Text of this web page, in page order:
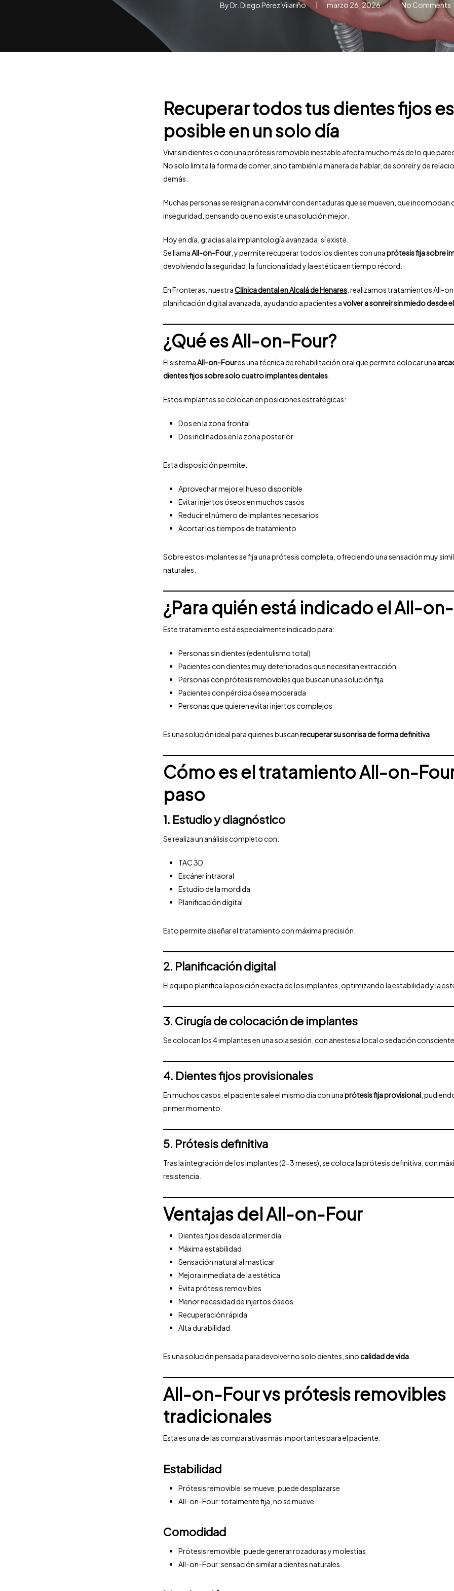
ByDr. Diego Pérez Vilariño marzo 26, 2026 No Comments
Recuperar todos tus dientes fijos es
posible en un solo día
Vivir sin dientes o con una prótesis removible inestable afecta mucho más de lo que
No solo limita la forma de comer, sino también la manera de hablar, de sonreír y de
demás.
Muchas personas se resignan a convivir con dentaduras que se mueven, que incomodan
inseguridad, pensando que no existe una solución mejor.
Hoy en día, gracias a la implantología avanzada, sí existe.
Se llamaAll-on-Four , y permite recuperar todos los dientes con unaprótesis fija sobre
devolviendo la seguridad, la funcionalidad y la estética en tiempo récord.
En Fronteras, nuestraClínica dental en Alcalá de Henares , realizamos tratamientos All-
planificación digital avanzada, ayudando a pacientes avolver a sonreír sin miedo desde
¿Qué es All-on-Four?
El sistemaAll-on-Foures una técnica de rehabilitación oral que permite colocar una
dientes fijos sobre solo cuatro implantes dentales
Estos implantes se colocan en posiciones estratégicas:
Dos en la zona frontal
Dos inclinados en la zona posterior
Esta disposición permite:
Aprovechar mejor el hueso disponible
Evitar injertos óseos en muchos casos
Reducir el número de implantes necesarios
Acortar los tiempos de tratamiento
Sobre estos implantes se fija una prótesis completa, ofreciendo una sensación muy
naturales.
¿Para quién está indicado el All-
Este tratamiento está especialmente indicado para:
Personas sin dientes (edentulismo total)
Pacientes con dientes muy deteriorados que necesitan extracción
Personas con prótesis removibles que buscan una solución fija
Pacientes con pérdida ósea moderada
Personas que quieren evitar injertos complejos
Es una solución ideal para quienes buscanrecuperar su sonrisa de forma definitiva
Cómo es el tratamiento All-on-
paso
1. Estudio y diagnóstico
Se realiza un análisis completo con:
TAC 3D
Escáner intraoral
Estudio de la mordida
Planificación digital
Esto permite diseñar el tratamiento con máxima precisión.
2. Planificación digital
El equipo planifica la posición exacta de los implantes, optimizando la estabilidad y la
3. Cirugía de colocación de implantes
Se colocan los 4 implantes en una sola sesión, con anestesia local o sedación consciente.
4. Dientes fijos provisionales
En muchos casos, el paciente sale el mismo día con unaprótesis fija provisional ,
primer momento.
5. Prótesis definitiva
Tras la integración de los implantes (2-3 meses), se coloca la prótesis definitiva, con
resistencia.
Ventajas del All-on-Four
Dientes fijos desde el primer día
Máxima estabilidad
Sensación natural al masticar
Mejora inmediata de la estética
Evita prótesis removibles
Menor necesidad de injertos óseos
Recuperación rápida
Alta durabilidad
Es una solución pensada para devolver no solo dientes, sinocalidad de vida
All-on-Four vs prótesis removibles
tradicionales
Esta es una de las comparativas más importantes para el paciente.
Estabilidad
Prótesis removible: se mueve, puede desplazarse
All-on-Four: totalmente fija, no se mueve
Comodidad
Prótesis removible: puede generar rozaduras y molestias
All-on-Four: sensación similar a dientes naturales